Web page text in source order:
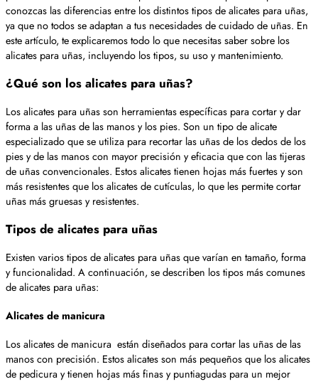
conozcas las diferencias entre los distintos tipos de alicates para uñas,
ya que no todos se adaptan a tus necesidades de cuidado de uñas. En
este artículo, te explicaremos todo lo que necesitas saber sobre los
alicates para uñas, incluyendo los tipos, su uso y mantenimiento.
¿Qué son los alicates para uñas?
Los alicates para uñas son herramientas específicas para cortar y dar
forma a las uñas de las manos y los pies. Son un tipo de alicate
especializado que se utiliza para recortar las uñas de los dedos de los
pies y de las manos con mayor precisión y eficacia que con las tijeras
de uñas convencionales. Estos alicates tienen hojas más fuertes y son
más resistentes que los alicates de cutículas, lo que les permite cortar
uñas más gruesas y resistentes.
Tipos de alicates para uñas
Existen varios tipos de alicates para uñas que varían en tamaño, forma
y funcionalidad. A continuación, se describen los tipos más comunes
de alicates para uñas:
Alicates de manicura
Los alicates de manicura están diseñados para cortar las uñas de las
manos con precisión. Estos alicates son más pequeños que los alicates
de pedicura y tienen hojas más finas y puntiagudas para un mejor